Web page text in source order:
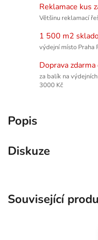
Reklamace kus
Většinu reklamací
1 500 m2
výdejní místo Praha
Doprava
za balík na
3000 Kč
Popis
Diskuze
Související